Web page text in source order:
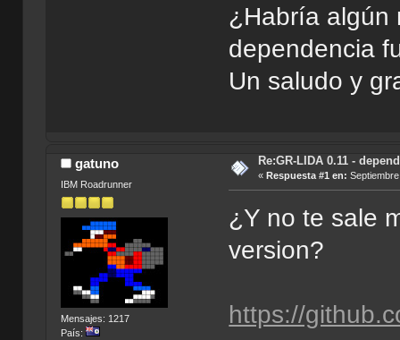
¿Habría algún
dependencia
Un saludo y
gatuno
IBM Roadrunner
Mensajes: 1217
País:
Re:GR-LIDA 0.11 -
« Respuesta #1 en:
¿Y no te sale
version?
https://